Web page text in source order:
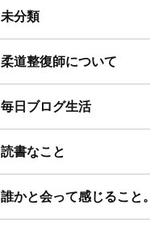
未分類
柔道整復師について
毎日ブログ生活
読書なこと
誰かと会って感じること。